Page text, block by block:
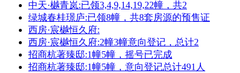
中天·樾青岚:已领3,4,9,14,19,22幢，共2
绿城春桂璟庐:已领8幢，共8套房源的预售证
西房·宸樾恒久府:
西房·宸樾恒久府:2幢3幢意向登记，总计2
招商杭著臻邸:1幢5幢，摇号已完成
招商杭著臻邸:1幢5幢，意向登记总计491人